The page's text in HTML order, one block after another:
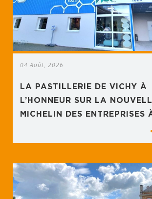
04 Août, 2026
LA PASTILLERIE DE VICHY À
L’HONNEUR SUR LA
MICHELIN DES ENTREPRISES